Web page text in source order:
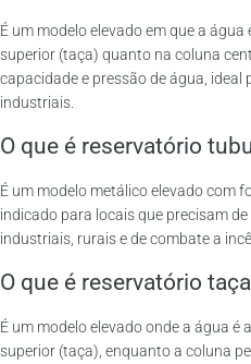
É um modelo elevado em que a
superior (taça) quanto na coluna
capacidade e pressão de água, ideal
industriais.
O que é reservatório
É um modelo metálico elevado com
indicado para locais que precisam
industriais, rurais e de combate a
O que é reservatório
É um modelo elevado onde a água
superior (taça), enquanto a coluna